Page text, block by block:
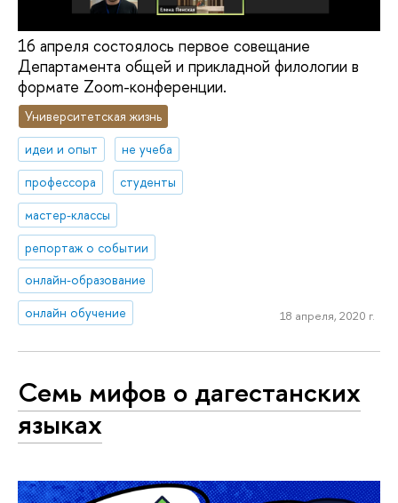
16 апреля состоялось первое совещание
Департамента общей и прикладной филологии в
формате Zoom-конференции.
Университетская жизнь
идеи и опыт
не учеба
профессора
студенты
мастер-классы
репортаж о событии
онлайн-образование
онлайн обучение
18 апреля, 2020 г.
Семь мифов о дагестанских
языках